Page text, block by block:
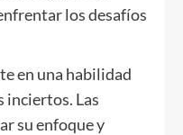
los desafíos
en una habilidad
inciertos. Las
su enfoque y